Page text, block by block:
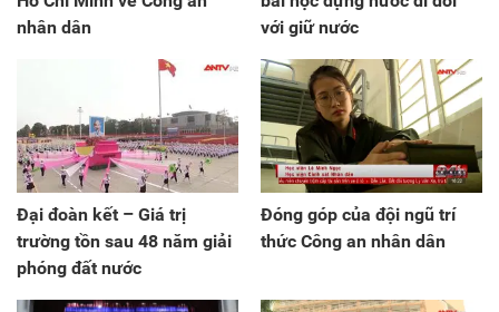
nhân dân
với giữ nước
Đại đoàn kết – Giá trị
trường tồn sau 48 năm giải
phóng đất nước
Đóng góp của đội ngũ trí
thức Công an nhân dân